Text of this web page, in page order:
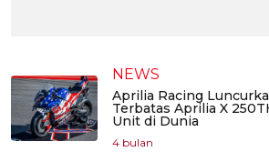
NEWS
Aprilia Racing
Terbatas Aprilia X
Unit di Dunia
4 bulan